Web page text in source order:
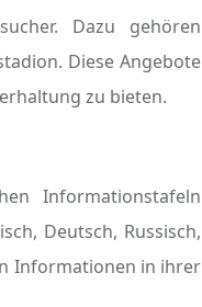
Dazu gehören
Diese Angebote
zu bieten.
Informationstafeln
Deutsch, Russisch,
Informationen in ihrer